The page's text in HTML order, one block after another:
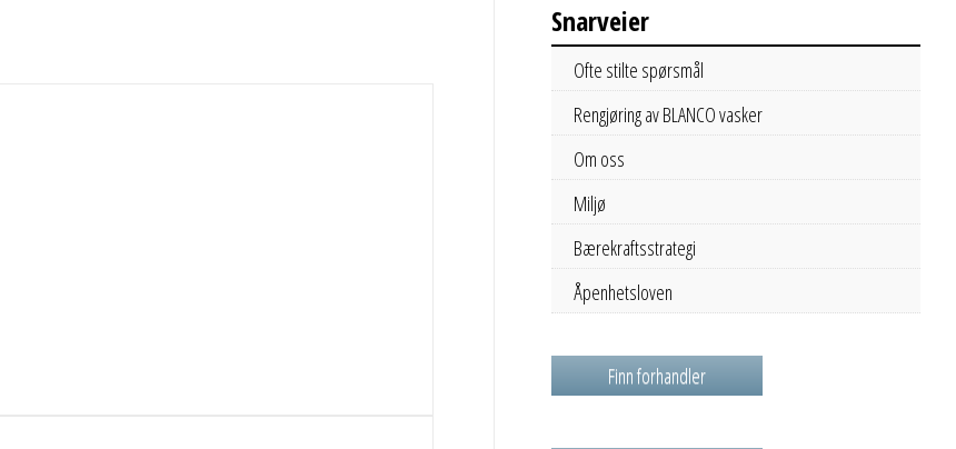
Snarveier
Ofte stilte spørsmål
Rengjøring av BLANCO vasker
Om oss
Miljø
Bærekraftsstrategi
Åpenhetsloven
Finn forhandler